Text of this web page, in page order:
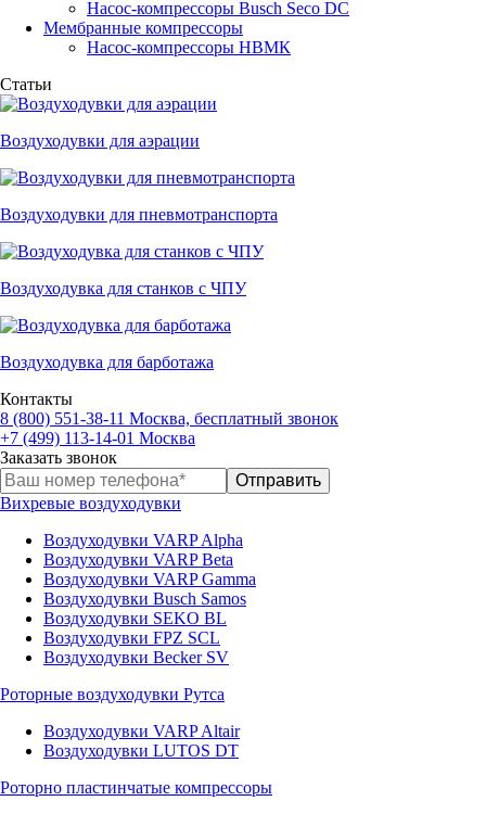
Насос-компрессоры Busch Seco DC
Мембранные компрессоры
Насос-компрессоры НВМК
Статьи
Воздуходувки для аэрации
Воздуходувки для пневмотранспорта
Воздуходувка для станков с ЧПУ
Воздуходувка для барботажа
Контакты
8 (800) 551-38-11 Москва, бесплатный звонок
+7 (499) 113-14-01 Москва
Заказать звонок
Вихревые воздуходувки
Воздуходувки VARP Alpha
Воздуходувки VARP Beta
Воздуходувки VARP Gamma
Воздуходувки Busch Samos
Воздуходувки SEKO BL
Воздуходувки FPZ SCL
Воздуходувки Becker SV
Роторные воздуходувки Рутса
Воздуходувки VARP Altair
Воздуходувки LUTOS DT
Роторно пластинчатые компрессоры